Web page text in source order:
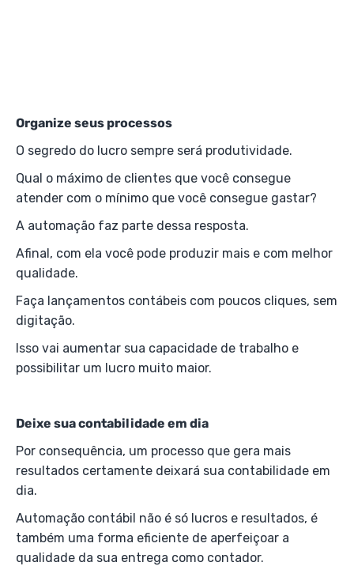
Organize seus processos
O segredo do lucro sempre será produtividade.
Qual o máximo de clientes que você consegue
atender com o mínimo que você consegue gastar?
A automação faz parte dessa resposta.
Afinal, com ela você pode produzir mais e com melhor
qualidade.
Faça lançamentos contábeis com poucos cliques, sem
digitação.
Isso vai aumentar sua capacidade de trabalho e
possibilitar um lucro muito maior.
Deixe sua contabilidade em dia
Por consequência, um processo que gera mais
resultados certamente deixará sua contabilidade em
dia.
Automação contábil não é só lucros e resultados, é
também uma forma eficiente de aperfeiçoar a
qualidade da sua entrega como contador.